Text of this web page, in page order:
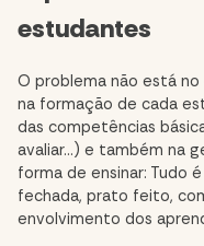
estudantes
O problema não está
na formação de cada
das competências
avaliar…) e também na
forma de ensinar: Tudo
fechada, prato feito,
envolvimento dos